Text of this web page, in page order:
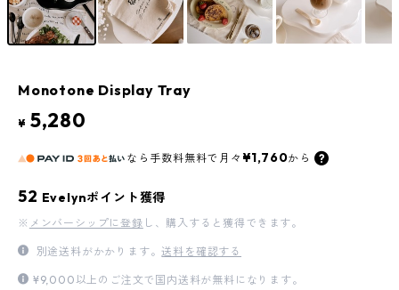
Monotone Display Tray
¥ 5,280
なら 手数料無料で 月々 ¥1,760から
52 Evelynポイント獲得
※ メンバーシップに登録 し、購入すると獲得できます。
別途送料がかかります。送料を確認する
¥9,000以上のご注文で国内送料が無料になります。